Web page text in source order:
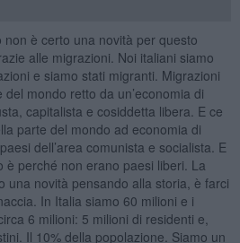
non è certo una novità per questo
alle migrazioni. Noi italiani siamo
e siamo stati migranti. Migrazioni
mondo retto da un’economia di
capitalista e cosiddetta libera. E ce
parte del mondo ad economia di
dell’area comunista e socialista. E
è perché non erano paesi liberi. La
una novità pensando alla storia, è farci
In Italia siamo 60 milioni e i
6 milioni: 5 milioni di residenti e,
Il 10% della popolazione. Siamo un